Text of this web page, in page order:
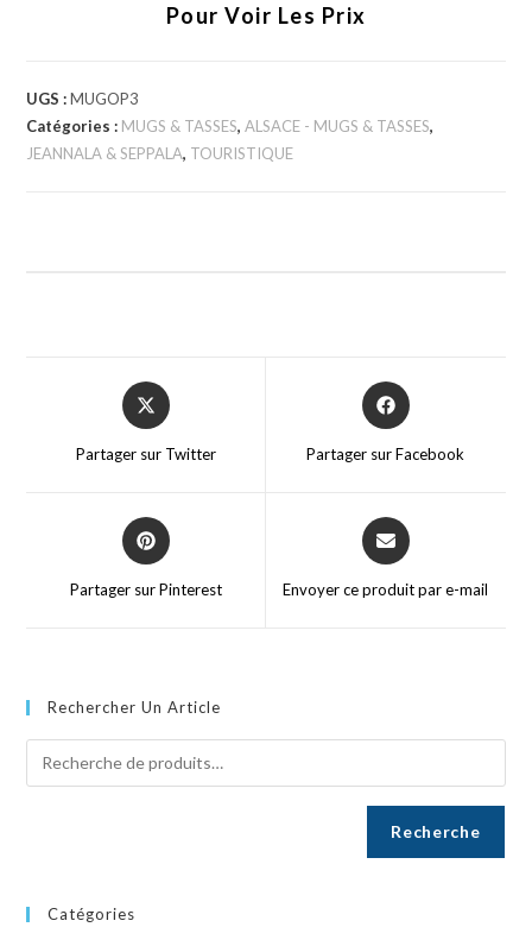
Pour Voir Les Prix
UGS :MUGOP3
Catégories : MUGS & TASSES,ALSACE - MUGS & TASSES,
JEANNALA & SEPPALA, TOURISTIQUE
Partager sur Twitter Partager sur Facebook
Partager sur Pinterest Envoyer ce produit par e-mail
Rechercher Un Article
Recherche
Catégories